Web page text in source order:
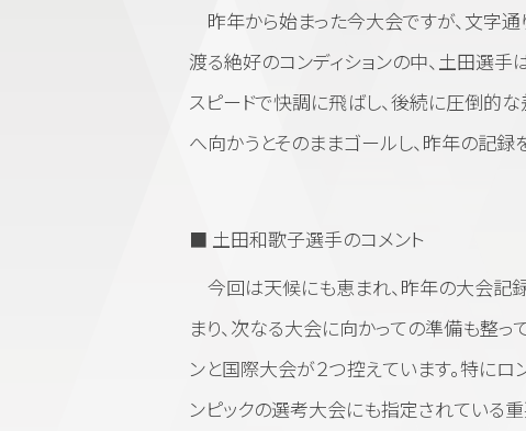
昨年から始まった今大会ですが、文字
渡る絶好のコンディションの中、土田選
スピードで快調に飛ばし、後続に圧倒的
へ向かうとそのままゴールし、昨年の記録
■ 土田和歌子選手のコメント
今回は天候にも恵まれ、昨年の大会記
まり、次なる大会に向かっての準備も整っ
ンと国際大会が２つ控えています。特にロ
ンピックの選考大会にも指定されている重